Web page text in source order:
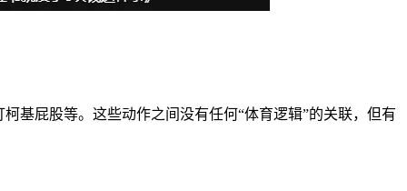
基屁股等。这些动作之间没有任何“体育逻辑”的关联，但有